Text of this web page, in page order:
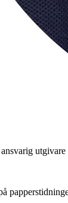
utgivare